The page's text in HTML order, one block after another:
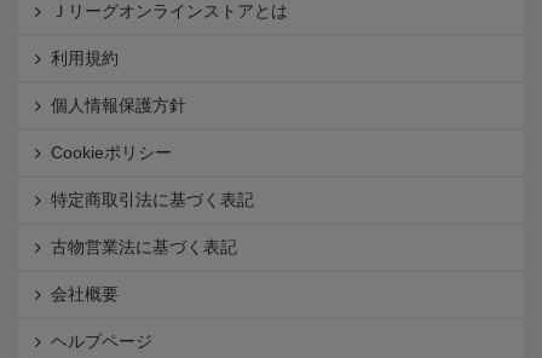
Ｊリーグオンラインストアとは
利用規約
個人情報保護方針
Cookieポリシー
特定商取引法に基づく表記
古物営業法に基づく表記
会社概要
ヘルプページ